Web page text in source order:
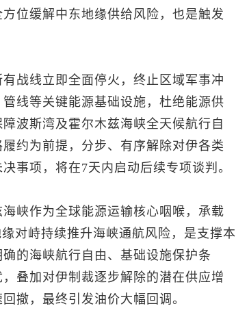
位缓解中东地缘供给风险，也是触发
战线立即全面停火，终止区域军事冲
线等关键能源基础设施，杜绝能源供
波斯湾及霍尔木兹海峡全天候航行自
约为前提，分步、有序解除对伊各类
事项，将在7天内启动后续专项谈判。
峡作为全球能源运输核心咽喉，承载
对峙持续推升海峡通航风险，是支撑本
的海峡航行自由、基础设施保护条
叠加对伊制裁逐步解除的潜在供应增
撤，最终引发油价大幅回调。